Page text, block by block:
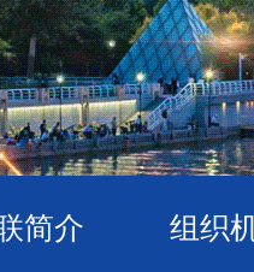
简介 组织